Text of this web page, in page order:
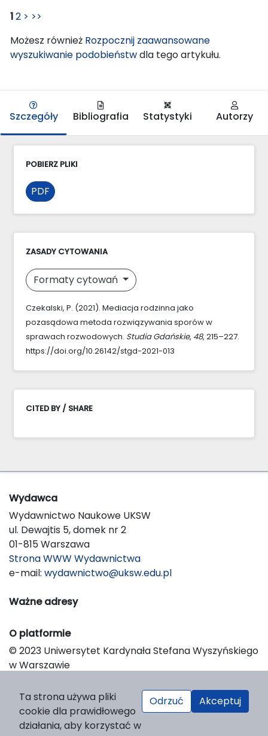
12 > >>
Możesz również Rozpocznij zaawansowane
wyszukiwanie podobieństwdla tego artykułu.
Szczegóły Bibliografia Statystyki Autorzy
POBIERZ PLIKI
PDF
ZASADY CYTOWANIA
Formaty cytowań
Czekalski, P. (2021). Mediacja rodzinna jako
pozasądowa metoda rozwiązywania sporów w
sprawach rozwodowych. Studia Gdańskie, 48, 215–227.
https://doi.org/10.26142/stgd-2021-013
CITED BY / SHARE
Wydawca
Wydawnictwo Naukowe UKSW
ul. Dewajtis 5, domek nr 2
01-815 Warszawa
Strona WWW Wydawnictwa
e-mail: wydawnictwo@uksw.edu.pl
Ważne adresy
O platformie
© 2023 Uniwersytet Kardynała Stefana Wyszyńskiego
w Warszawie
Platform & Workflow by OJS/PKP
Ta strona używa pliki
cookie dla prawidłowego
działania, aby korzystać w
Odrzuć Akceptuj